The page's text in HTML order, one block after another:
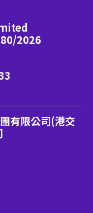
2026
有限公司(港交